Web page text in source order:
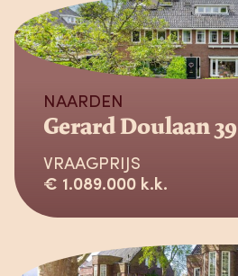
Verkocht
NAARDEN
Gerard Doulaan 39
VRAAGPRIJS
€ 1.089.000 k.k.